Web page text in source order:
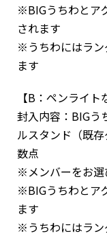
※BIGうちわとア
されます
※うちわにはラン
ます
【B：ペンライト
封入内容：BIGう
ルスタンド（既
数点
※メンバーをお選
※BIGうちわとア
ます
※うちわにはラン